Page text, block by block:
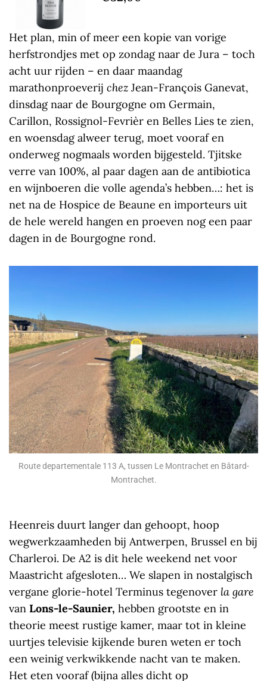
Het plan, min of meer een kopie van vorige
herfstrondjes met op zondag naar de Jura – toch
acht uur rijden – en daar maandag
marathonproeverij chez Jean-François Ganevat,
dinsdag naar de Bourgogne om Germain,
Carillon, Rossignol-Fevrièr en Belles Lies te zien,
en woensdag alweer terug, moet vooraf en
onderweg nogmaals worden bijgesteld. Tjitske
verre van 100%, al paar dagen aan de antibiotica
en wijnboeren die volle agenda’s hebben…: het is
net na de Hospice de Beaune en importeurs uit
de hele wereld hangen en proeven nog een paar
dagen in de Bourgogne rond.
Route departementale 113 A, tussen Le Montrachet en Bâtard-
Montrachet.
Heenreis duurt langer dan gehoopt, hoop
wegwerkzaamheden bij Antwerpen, Brussel en bij
Charleroi. De A2 is dit hele weekend net voor
Maastricht afgesloten… We slapen in nostalgisch
vergane glorie-hotel Terminus tegenover la gare
van Lons-le-Saunier, hebben grootste en in
theorie meest rustige kamer, maar tot in kleine
uurtjes televisie kijkende buren weten er toch
een weinig verkwikkende nacht van te maken.
Het eten vooraf (bijna alles dicht op